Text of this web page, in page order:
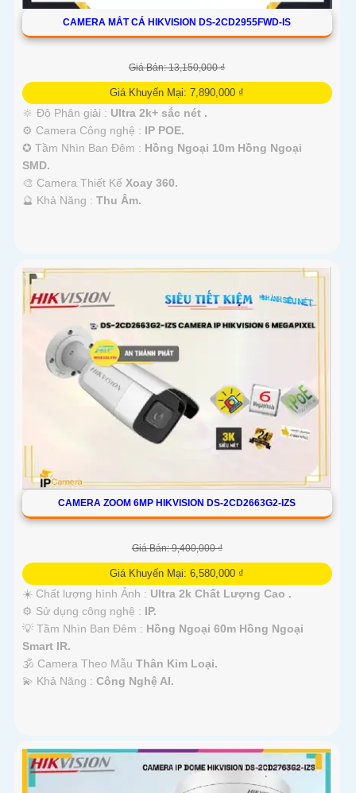
CAMERA MẮT CÁ HIKVISION DS-2CD2955FWD-IS
Giá Bán: 13,150,000 ₫
Giá Khuyến Mại: 7,890,000 ₫
🔆 Độ Phân giải : Ultra 2k+ sắc nét .
⚙ Camera Công nghệ : IP POE.
✪ Tầm Nhìn Ban Đêm : Hồng Ngoại 10m Hồng Ngoại
SMD.
🎨 Camera Thiết Kế Xoay 360.
️🔮 Khả Năng : Thu Âm.
CAMERA ZOOM 6MP HIKVISION DS-2CD2663G2-IZS
Giá Bán: 9,400,000 ₫
Giá Khuyến Mại: 6,580,000 ₫
☀️ Chất lượng hình Ảnh : Ultra 2k Chất Lượng Cao .
⚙ Sử dụng công nghệ : IP.
💡 Tầm Nhìn Ban Đêm : Hồng Ngoại 60m Hồng Ngoại
Smart IR.
🕉️ Camera Theo Mẫu Thân Kim Loại.
️💫 Khả Năng : Công Nghệ AI.